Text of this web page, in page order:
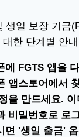
생일 보장 기금
한 단계별 안
에 FGTS 앱을
앱스토어에서
을 만드세요.
비밀번호로 로
면 '생일 출금'